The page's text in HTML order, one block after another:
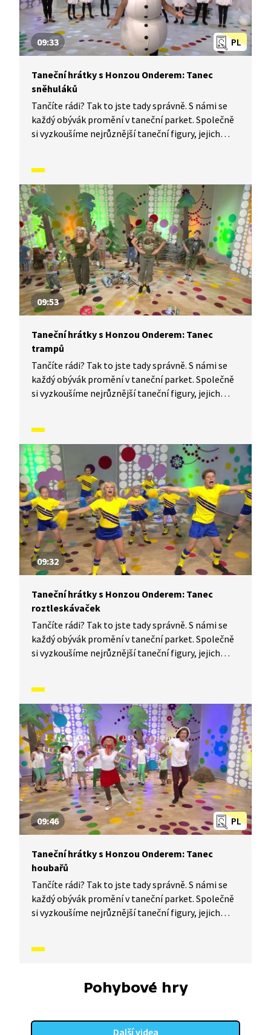
PL
09:33
Taneční hrátky s Honzou Onderem: Tanec
sněhuláků
Tančíte rádi? Tak to jste tady správně. S námi se
každý obývák promění v taneční parket. Společně
si vyzkoušíme nejrůznější taneční figury, jejich
vás inspirovali a udělali z vás krále či královnu
každého tanečního parketu. Dneska si ukážeme,
jak to vypadá, když se tančí tanec sněhuláků.
09:53
Taneční hrátky s Honzou Onderem: Tanec
trampů
Tančíte rádi? Tak to jste tady správně. S námi se
každý obývák promění v taneční parket. Společně
si vyzkoušíme nejrůznější taneční figury, jejich
vás inspirovali a udělali z vás krále či královnu
každého tanečního parketu. Dneska si ukážeme,
jak to vypadá, když se tančí Tanec trampů.
09:32
Taneční hrátky s Honzou Onderem: Tanec
roztleskávaček
Tančíte rádi? Tak to jste tady správně. S námi se
každý obývák promění v taneční parket. Společně
si vyzkoušíme nejrůznější taneční figury, jejich
vás inspirovali a udělali z vás krále či královnu
každého tanečního parketu. Dneska si ukážeme,
jak to vypadá, když se tančí Tanec roztleskávaček.
PL
09:46
Taneční hrátky s Honzou Onderem: Tanec
houbařů
Tančíte rádi? Tak to jste tady správně. S námi se
každý obývák promění v taneční parket. Společně
si vyzkoušíme nejrůznější taneční figury, jejich
vás inspirovali a udělali z vás krále či královnu
jak to vypadá, když se tančí Tanec houbařů.
Pohybové hry
Další videa